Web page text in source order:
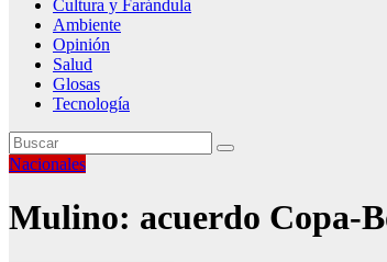
Cultura y Farándula
Ambiente
Opinión
Salud
Glosas
Tecnología
Nacionales
Mulino: acuerdo Copa-